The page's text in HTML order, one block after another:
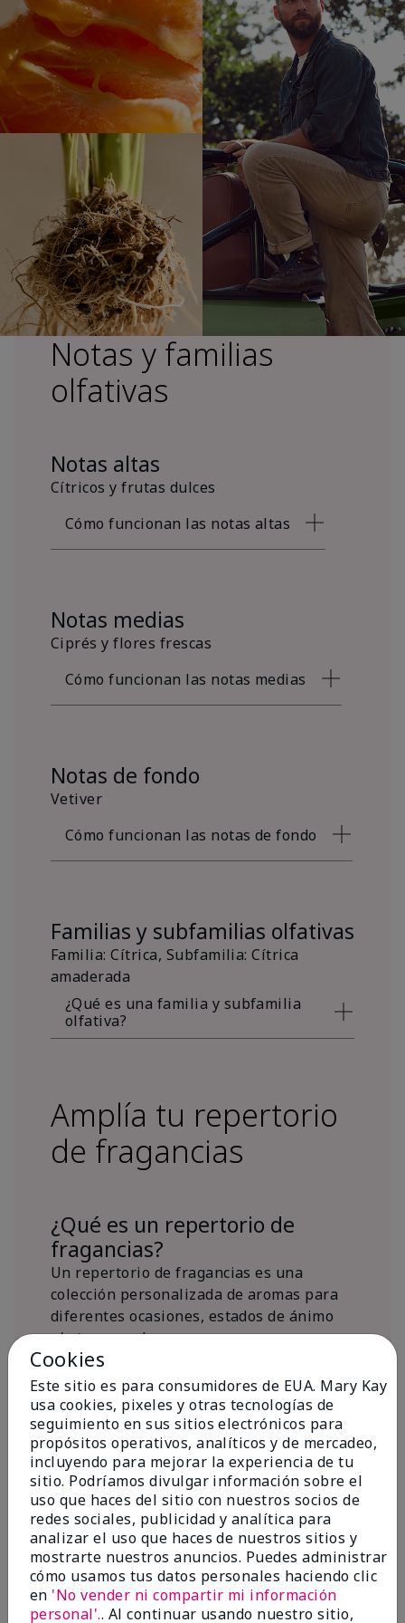
Notas y familias
olfativas
Notas altas
Cítricos y frutas dulces
Cómo funcionan las notas altas
Notas medias
Ciprés y flores frescas
Cómo funcionan las notas medias
Notas de fondo
Vetiver
Cómo funcionan las notas de fondo
Familias y subfamilias olfativas
Familia: Cítrica, Subfamilia: Cítrica
amaderada
¿Qué es una familia y subfamilia
olfativa?
Amplía tu repertorio
de fragancias
¿Qué es un repertorio de
fragancias?
Un repertorio de fragancias es una
colección personalizada de aromas para
diferentes ocasiones, estados de ánimo
y/o temporadas.
¿Dónde encaja la fragancia Mary
Kay® True Optimism™ Eau de
Parfum?
Inspiración de la
fragancia
Sobre Mary Kay® True Optimism™
Cookies
Este sitio es para consumidores de EUA. Mary Kay
usa cookies, pixeles y otras tecnologías de
seguimiento en sus sitios electrónicos para
propósitos operativos, analíticos y de mercadeo,
incluyendo para mejorar la experiencia de tu
sitio. Podríamos divulgar información sobre el
uso que haces del sitio con nuestros socios de
redes sociales, publicidad y analítica para
analizar el uso que haces de nuestros sitios y
mostrarte nuestros anuncios. Puedes administrar
cómo usamos tus datos personales haciendo clic
en 'No vender ni compartir mi información
personal'.. Al continuar usando nuestro sitio,